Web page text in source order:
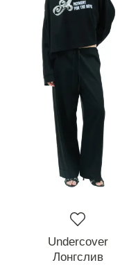
Undercover
Лонгслив